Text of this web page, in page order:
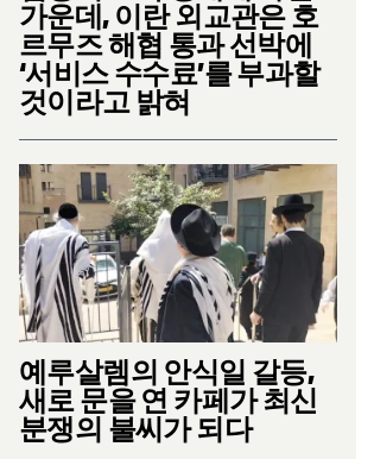
가운데, 이란 외교관은 호
르무즈 해협 통과 선박에
‘서비스 수수료’를 부과할
것이라고 밝혀
예루살렘의 안식일 갈등,
새로 문을 연 카페가 최신
분쟁의 불씨가 되다